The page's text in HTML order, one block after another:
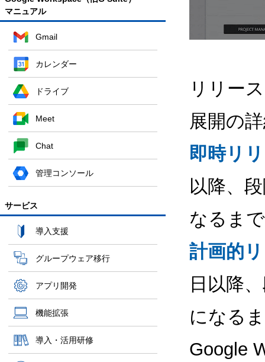
マニュアル
Gmail
カレンダー
ドライブ
Meet
Chat
管理コンソール
サービス
導入支援
グループウェア移行
アプリ開発
機能拡張
導入・活用研修
リリー
展開の
即時リ
以降、
なるま
計画的
日以降
になる
Google